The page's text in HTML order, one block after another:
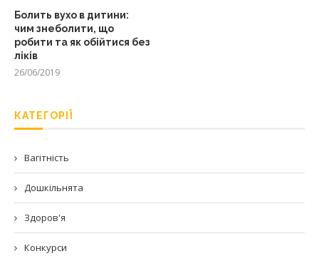
Болить вухо в дитини:
чим знеболити, що
робити та як обійтися без
ліків
26/06/2019
КАТЕГОРІЇ
Вагітність
Дошкільнята
Здоров'я
Конкурси